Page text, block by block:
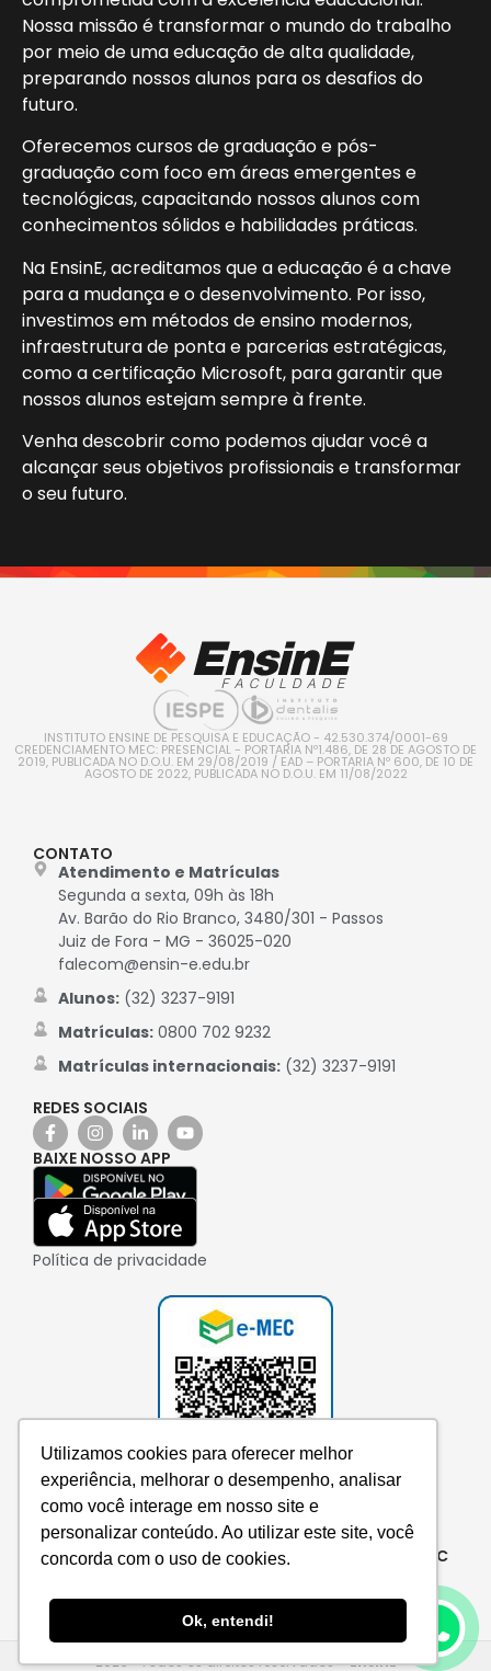
Utilizamos cookies para oferecer melhor
experiência, melhorar o desempenho, analisar
como você interage em nosso site e
personalizar conteúdo. Ao utilizar este site, você
concorda com o uso de cookies.
Ok, entendi!
Nossa missão é transformar o mundo do trabalho
por meio de uma educação de alta qualidade,
preparando nossos alunos para os desafios do
futuro.
Oferecemos cursos de graduação e pós-
graduação com foco em áreas emergentes e
tecnológicas, capacitando nossos alunos com
conhecimentos sólidos e habilidades práticas.
Na EnsinE, acreditamos que a educação é a chave
para a mudança e o desenvolvimento. Por isso,
investimos em métodos de ensino modernos,
infraestrutura de ponta e parcerias estratégicas,
como a certificação Microsoft, para garantir que
nossos alunos estejam sempre à frente.
Venha descobrir como podemos ajudar você a
alcançar seus objetivos profissionais e transformar
o seu futuro.
INSTITUTO ENSINE DE PESQUISA E EDUCAÇÃO - 42.530.374/0001-69
CREDENCIAMENTO MEC: PRESENCIAL - PORTARIA Nº1.486, DE 28 DE AGOSTO DE
2019, PUBLICADA NO D.O.U. EM 29/08/2019 / EAD – PORTARIA Nº 600, DE 10 DE
AGOSTO DE 2022, PUBLICADA NO D.O.U. EM 11/08/2022
CONTATO
Atendimento e Matrículas
Segunda a sexta, 09h às 18h
Av. Barão do Rio Branco, 3480/301 - Passos
Juiz de Fora - MG - 36025-020
falecom@ensin-e.edu.br
Alunos:(32) 3237-9191
Matrículas:0800 702 9232
Matrículas internacionais:(32) 3237-9191
REDES SOCIAIS
BAIXE NOSSO APP
Política de privacidade
Consulte aqui o cadastro da instituição no e-MEC
2026 • Todos os direitos reservados –EnsinE